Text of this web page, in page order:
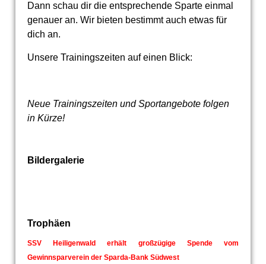
Dann schau dir die entsprechende Sparte einmal
genauer an. Wir bieten bestimmt auch etwas für
dich an.
Unsere Trainingszeiten auf einen Blick:
Neue Trainingszeiten und Sportangebote folgen
in Kürze!
Bildergalerie
Trophäen
SSV Heiligenwald erhält großzügige Spende vom
Gewinnsparverein der Sparda-Bank Südwest